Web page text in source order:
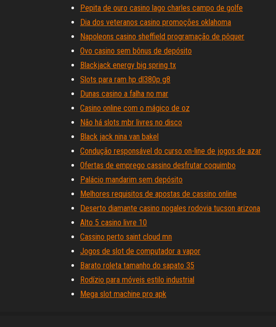
Pepita de ouro casino lago charles campo de golfe
Dia dos veteranos casino promoções oklahoma
Napoleons casino sheffield programação de pôquer
Ovo casino sem bônus de depósito
Blackjack energy big spring tx
Slots para ram hp dl380p g8
Dunas casino a falha no mar
Casino online com o mágico de oz
Não há slots mbr livres no disco
Black jack nina van bakel
Condução responsável do curso on-line de jogos de azar
Ofertas de emprego cassino desfrutar coquimbo
Palácio mandarim sem depósito
Melhores requisitos de apostas de cassino online
Deserto diamante casino nogales rodovia tucson arizona
Alto 5 casino livre 10
Cassino perto saint cloud mn
Jogos de slot de computador a vapor
Barato roleta tamanho do sapato 35
Rodízio para móveis estilo industrial
Mega slot machine pro apk